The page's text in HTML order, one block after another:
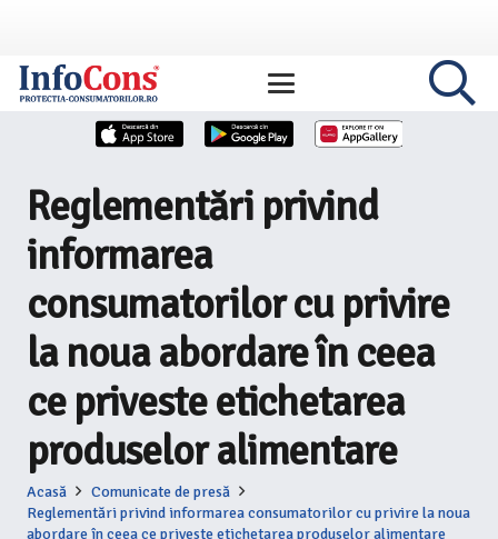
Reglementări privind
informarea
consumatorilor cu privire
la noua abordare în ceea
ce priveste etichetarea
produselor alimentare
Acasă
Comunicate de presă
Reglementări privind informarea consumatorilor cu privire la noua
abordare în ceea ce priveste etichetarea produselor alimentare